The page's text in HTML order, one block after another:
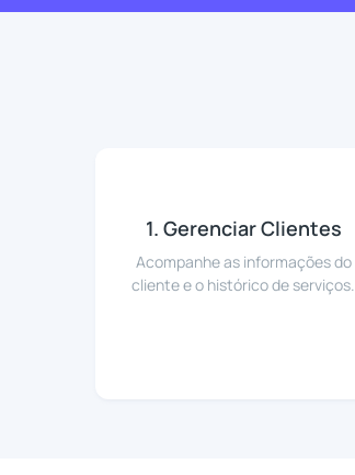
1. Gerenciar Clientes
Acompanhe as informações do
cliente e o histórico de serviços.